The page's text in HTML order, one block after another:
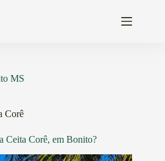
MS
Corê
Ceita Corê, em Bonito?